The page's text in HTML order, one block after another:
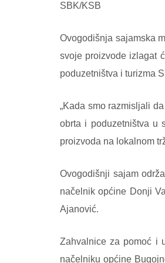
SBK/KSB
Ovogodišnja sajamska
svoje proizvode izlagat
poduzetništva i turizma
„Kada smo razmisljali
obrta i poduzetništva u
proizvoda na lokalnom
Ovogodišnji sajam
načelnik općine Donji
Ajanović.
Zahvalnice za pomoć i
načelniku općine